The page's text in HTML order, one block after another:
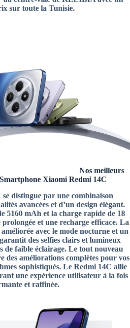
sur toute la Tunisie.
Xiaomi Redmi 14C
distingue par une combinaison
avancées et d’un design élégant.
5160 mAh et la charge rapide de 18
et une recharge efficace. La
avec le mode nocturne et un
des selfies clairs et lumineux
de faible éclairage. Le tout nouveau
des améliorations complètes pour vos
sophistiqués. Le Redmi 14C allie
une expérience utilisateur à la fois
et raffinée.